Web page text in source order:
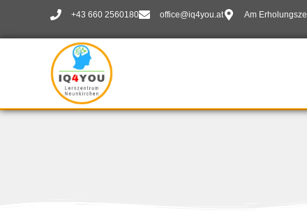
+43 660 2560180 office@iq4you.at Am